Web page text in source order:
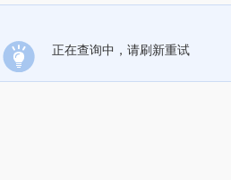
正在查询中，请刷新重试